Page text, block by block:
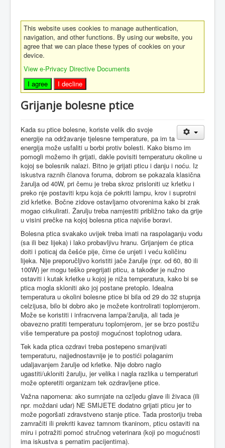
This website uses cookies to manage authentication,
navigation, and other functions. By using our website, you
agree that we can place these types of cookies on your
device.
View e-Privacy Directive Documents
I agree
I decline
Grijanje bolesne ptice
Kada su ptice bolesne, koriste velik dio svoje
energije na održavanje tjelesne temperature, pa im ta
energija može usfaliti u borbi protiv bolesti. Kako bismo im
pomogli možemo ih grijati, dakle povisiti temperaturu okoline u
kojoj se bolesnik nalazi. Bitno je grijati pticu i danju i noću. Iz
iskustva raznih članova foruma, dobrom se pokazala klasična
žarulja od 40W, pri čemu je treba skroz prisloniti uz krletku i
preko nje postaviti krpu koja će pokriti lampu, krov i suprotni
zid krletke. Bočne zidove ostavljamo otvorenima kako bi zrak
mogao cirkulirati. Žarulju treba namjestiti približno tako da grije
u visini prečke na kojoj bolesna ptica najviše boravi.
Bolesna ptica svakako uvijek treba imati na raspolaganju vodu
(sa ili bez lijeka) i lako probavljivu hranu. Grijanjem će ptica
doiti i poticaj da češće pije, čime će unjeti i veću količinu
lijeka. Nije preporučljivo koristiti jače žarulje (npr. od 60, 80 ili
100W) jer mogu teško pregrijati pticu, a također je nužno
ostaviti i kutak krletke u kojoj je niža temperatura, kako bi se
ptica mogla skloniti ako joj postane pretoplo. Idealna
temperatura u okolini bolesne ptice bi bila od 29 do 32 stupnja
celzijusa, bilo bi dobro ako je možete kontrolirati toplomjerom.
Može se koristiti i infracrvena lampa/žarulja, ali tada je
obavezno pratiti temperaturu toplomjerom, jer se brzo postižu
više temperature pa postoji mogućnost toplotnog udara.
Tek kada ptica ozdravi treba postepeno smanjivati
temperaturu, najjednostavnije je to postići polaganim
udaljavanjem žarulje od krletke. Nije dobro naglo
ugastiti/ukloniti žarulju, jer velika i nagla razlika u temperaturi
može opteretiti organizam tek ozdravljene ptice.
Važna napomena: ako sumnjate na ozljedu glave ili živaca (ili
npr. moždani udar) NE SMIJETE dodatno grijati pticu jer to
može pogoršati zdravstveno stanje ptice. Tada prostoriju treba
zamračiti ili prekriti kavez tamnom tkaninom, pticu ostaviti na
miru i potražiti pomoć stručnog veterinara (koji po mogućnosti
ima iskustva s pernatim pacijentima).